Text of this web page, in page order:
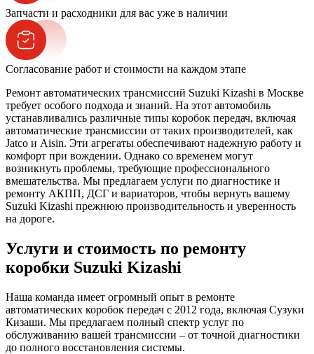
Запчасти и расходники для вас уже в наличии
Согласование работ и стоимости на каждом этапе
Ремонт автоматических трансмиссий Suzuki Kizashi в Москве
требует особого подхода и знаний. На этот автомобиль
устанавливались различные типы коробок передач, включая
автоматические трансмиссии от таких производителей, как
Jatco и Aisin. Эти агрегаты обеспечивают надежную работу и
комфорт при вождении. Однако со временем могут
возникнуть проблемы, требующие профессионального
вмешательства. Мы предлагаем услуги по диагностике и
ремонту АКПП, ДСГ и вариаторов, чтобы вернуть вашему
Suzuki Kizashi прежнюю производительность и уверенность
на дороге.
Услуги и стоимость по ремонту
коробки Suzuki Kizashi
Наша команда имеет огромный опыт в ремонте
автоматических коробок передач с 2012 года, включая Сузуки
Кизаши. Мы предлагаем полный спектр услуг по
обслуживанию вашей трансмиссии – от точной диагностики
до полного восстановления системы.